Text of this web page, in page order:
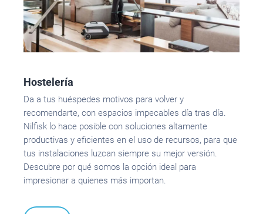
Hostelería
Da a tus huéspedes motivos para volver y
recomendarte, con espacios impecables día tras día.
Nilfisk lo hace posible con soluciones altamente
productivas y eficientes en el uso de recursos, para que
tus instalaciones luzcan siempre su mejor versión.
Descubre por qué somos la opción ideal para
impresionar a quienes más importan.